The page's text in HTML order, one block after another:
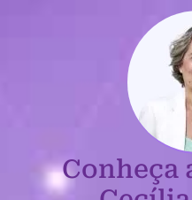
Conheça